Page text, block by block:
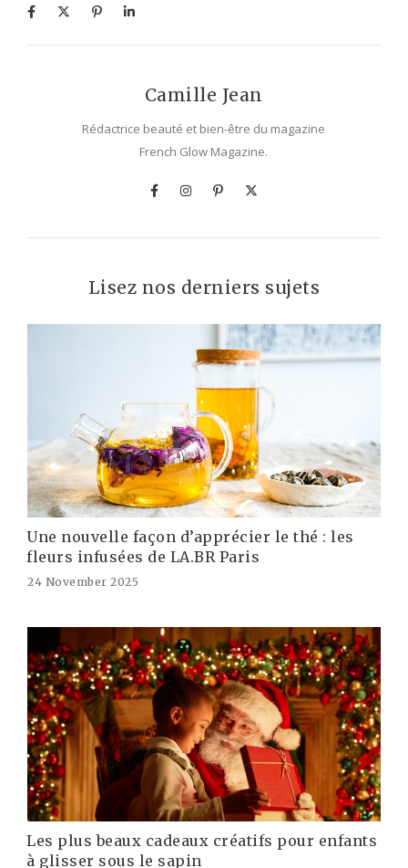
Camille Jean
Rédactrice beauté et bien-être du magazine
French Glow Magazine.
Lisez nos derniers sujets
Une nouvelle façon d’apprécier le thé : les
fleurs infusées de LA.BR Paris
24 November 2025
Les plus beaux cadeaux créatifs pour enfants
à glisser sous le sapin